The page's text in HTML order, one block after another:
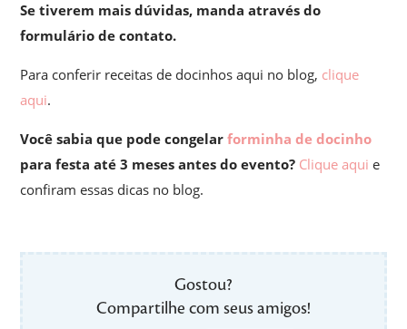
Se tiverem mais dúvidas, manda através do
formulário de contato.
Para conferir receitas de docinhos aqui no blog, clique
aqui.
Você sabia que pode congelarforminha de docinho
para festa até 3 meses antes do evento? Clique aqui e
confiram essas dicas no blog.
Gostou?
Compartilhe com seus amigos!